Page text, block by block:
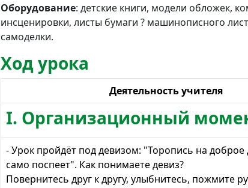
Оборудование: детские книги, модели обложек,
инсценировки, листы бумаги ? машинописного
самоделки.
Ход урока
Деятельность учителя
I. Организационный
- Урок пройдёт под девизом: "Торопись на доброе
само поспеет". Как понимаете девиз?
Повернитесь друг к другу, улыбнитесь, пожмите